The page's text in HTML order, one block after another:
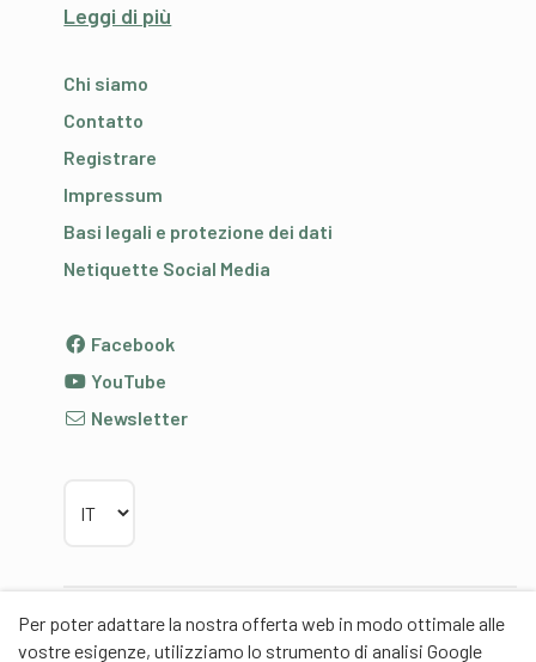
Per poter adattare la nostra offerta web in modo ottimale alle
vostre esigenze, utilizziamo lo strumento di analisi Google
Leggi di più
Chi siamo
Contatto
Registrare
Impressum
Basi legali e protezione dei dati
Netiquette Social Media
Facebook
YouTube
Newsletter
Partner